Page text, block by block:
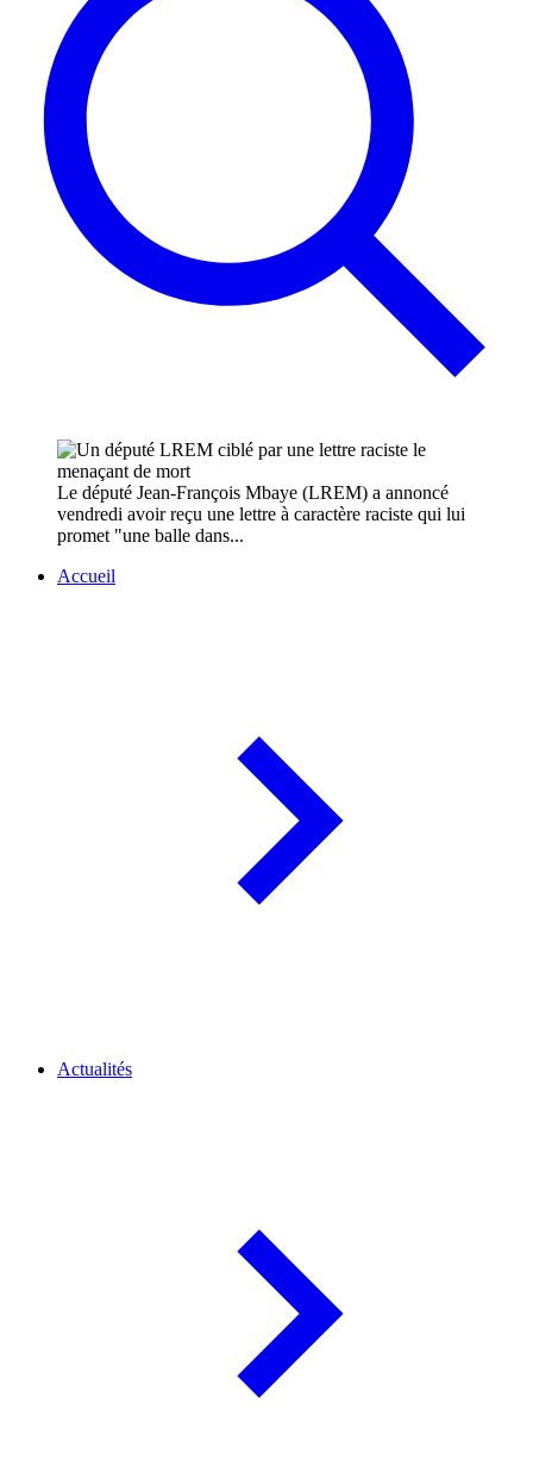
Le député Jean-François Mbaye (LREM) a annoncé
vendredi avoir reçu une lettre à caractère raciste qui lui
promet "une balle dans...
Accueil
Actualités